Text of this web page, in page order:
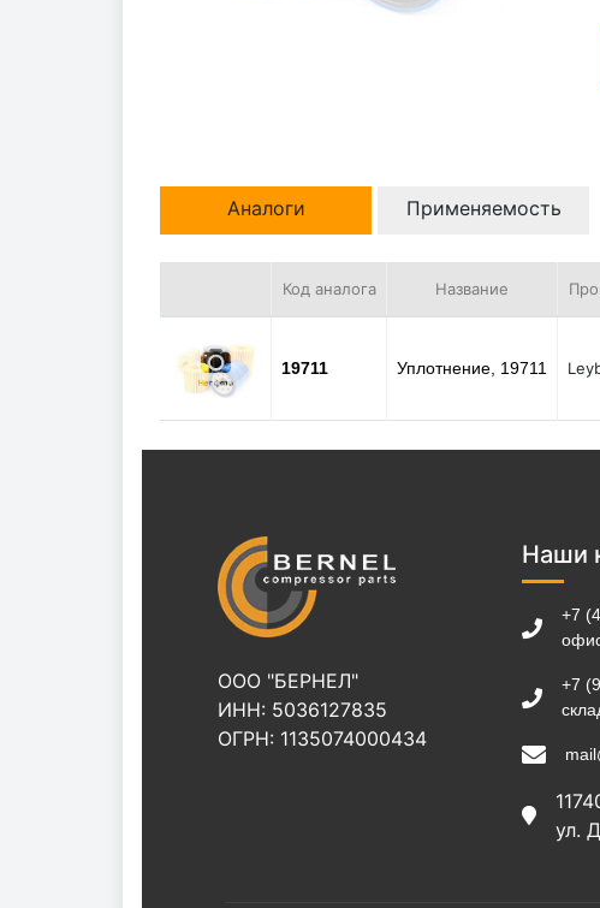
Аналоги Применяемость
Код аналога Название
19711 Уплотнение, 19711
ООО "БЕРНЕЛ"
ИНН: 5036127835
ОГРН: 1135074000434
Наши
+7
+7
ул.